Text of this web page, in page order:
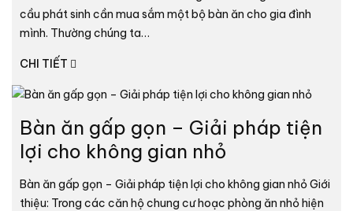
cầu phát sinh cần mua sắm một bộ bàn ăn cho gia đình
mình. Thường chúng ta…
CHI TIẾT
Bàn ăn gấp gọn – Giải pháp tiện
lợi cho không gian nhỏ
Bàn ăn gấp gọn – Giải pháp tiện lợi cho không gian nhỏ Giới
thiệu: Trong các căn hộ chung cư hoạc phòng ăn nhỏ hiện